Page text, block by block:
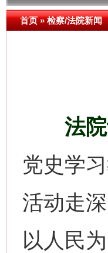
首页»检察/法院新闻
法
党史学
活动走
以人民